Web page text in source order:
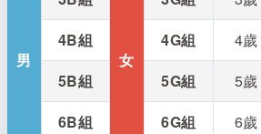
男 女
4B組 4G組 4歲
5B組 5G組 5歲
6B組 6G組 6歲